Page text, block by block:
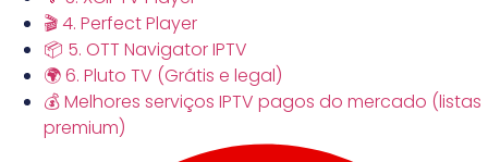
🎬 4. Perfect Player
📦 5. OTT Navigator IPTV
🌍 6. Pluto TV (Grátis e legal)
💰 Melhores serviços IPTV pagos do mercado (listas
premium)